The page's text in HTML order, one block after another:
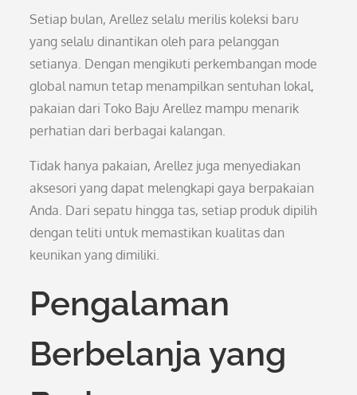
Setiap bulan, Arellez selalu merilis koleksi baru
yang selalu dinantikan oleh para pelanggan
setianya. Dengan mengikuti perkembangan mode
global namun tetap menampilkan sentuhan lokal,
pakaian dari Toko Baju Arellez mampu menarik
perhatian dari berbagai kalangan.
Tidak hanya pakaian, Arellez juga menyediakan
aksesori yang dapat melengkapi gaya berpakaian
Anda. Dari sepatu hingga tas, setiap produk dipilih
dengan teliti untuk memastikan kualitas dan
keunikan yang dimiliki.
Pengalaman
Berbelanja yang